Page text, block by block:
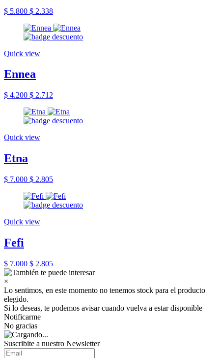
$ 5.800 $ 2.338
Quick view
Ennea
$ 4.200 $ 2.712
Quick view
Etna
$ 7.000 $ 2.805
Quick view
Fefi
$ 7.000 $ 2.805
×
Lo sentimos, en este momento no tenemos stock para el producto
elegido.
Si lo deseas, te podemos avisar cuando vuelva a estar disponible
Notificarme
No gracias
Suscribite a nuestro Newsletter